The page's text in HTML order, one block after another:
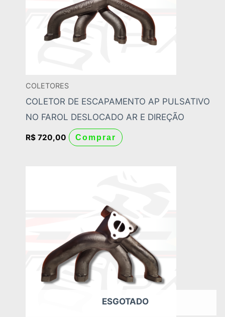
COLETORES
COLETOR DE ESCAPAMENTO AP PULSATIVO
NO FAROL DESLOCADO AR E DIREÇÃO
R$ 720,00 Comprar
ESGOTADO